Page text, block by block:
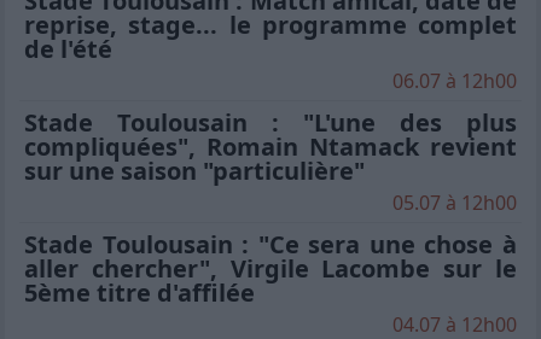
reprise, stage... le programme complet
de l'été
06.07 à 12h00
Stade Toulousain : "L'une des plus
compliquées", Romain Ntamack revient
sur une saison "particulière"
05.07 à 12h00
Stade Toulousain : "Ce sera une chose à
aller chercher", Virgile Lacombe sur le
5ème titre d'affilée
04.07 à 12h00